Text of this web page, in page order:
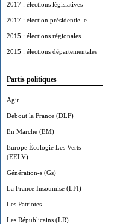
2017 : élections législatives
2017 : élection présidentielle
2015 : élections régionales
2015 : élections départementales
Partis politiques
Agir
Debout la France (DLF)
En Marche (EM)
Europe Écologie Les Verts
(EELV)
Génération-s (Gs)
La France Insoumise (LFI)
Les Patriotes
Les Républicains (LR)